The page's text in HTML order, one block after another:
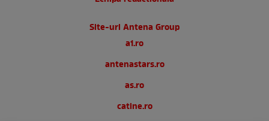
Site-uri Antena Group
a1.ro
antenastars.ro
as.ro
catine.ro